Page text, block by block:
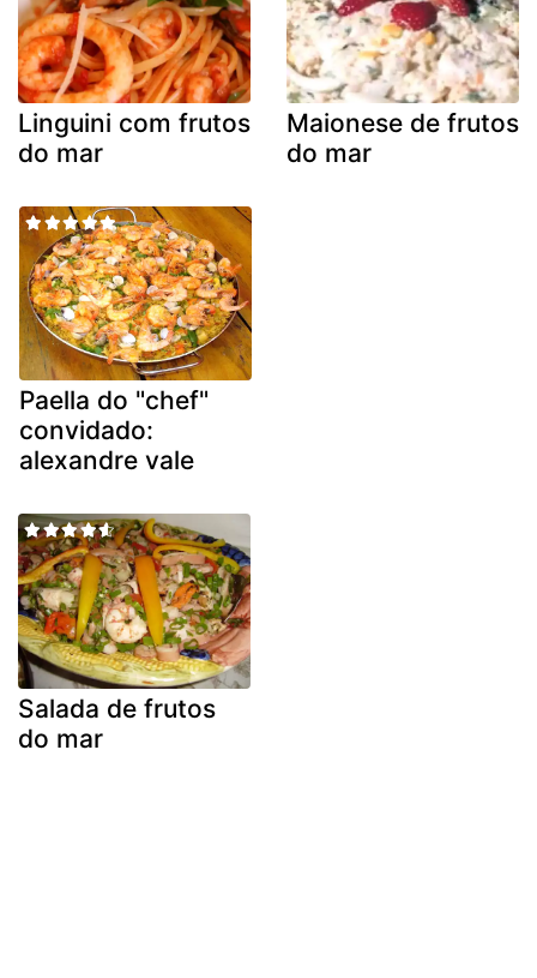
Linguini com frutos
do mar
Maionese de frutos
do mar
Paella do "chef"
convidado:
alexandre vale
Salada de frutos
do mar